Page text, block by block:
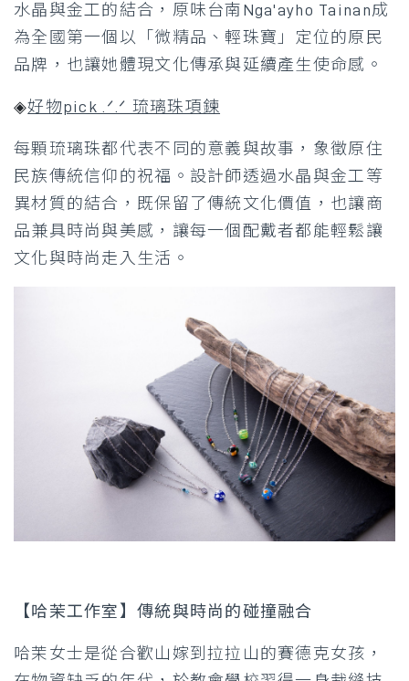
水晶與金工的結合，原味台南Nga'ayho Tainan成
為全國第一個以「微精品、輕珠寶」定位的原民
品牌，也讓她體現文化傳承與延續產生使命感。
◈好物pick .ᐟ.ᐟ 琉璃珠項鍊
每顆琉璃珠都代表不同的意義與故事，象徵原住
民族傳統信仰的祝福。設計師透過水晶與金工等
異材質的結合，既保留了傳統文化價值，也讓商
品兼具時尚與美感，讓每一個配戴者都能輕鬆讓
文化與時尚走入生活。
【哈茉工作室】傳統與時尚的碰撞融合
哈茉女士是從合歡山嫁到拉拉山的賽德克女孩，